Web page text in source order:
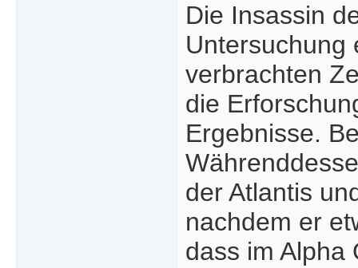
Die Insassin
Untersuchung
verbrachten
die
Ergebnisse.
der Atlantis
nachdem er
dass im Alpha